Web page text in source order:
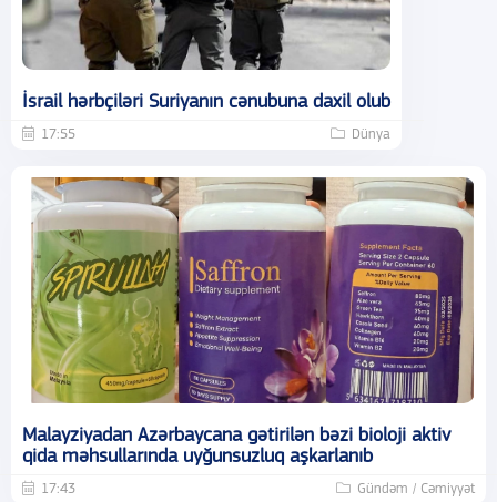
İsrail hərbçiləri Suriyanın cənubuna daxil olub
17:55 Dünya
Malayziyadan Azərbaycana gətirilən bəzi bioloji aktiv
qida məhsullarında uyğunsuzluq aşkarlanıb
17:43 Gündəm / Cəmiyyət